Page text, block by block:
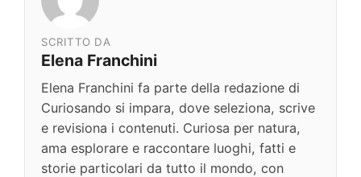
SCRITTO DA
Elena Franchini
Elena Franchini fa parte della redazione di
Curiosando si impara, dove seleziona, scrive
e revisiona i contenuti. Curiosa per natura,
ama esplorare e raccontare luoghi, fatti e
storie particolari da tutto il mondo, con